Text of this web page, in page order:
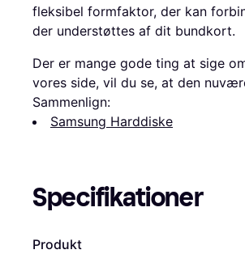
fleksibel formfaktor, der kan
der understøttes af dit bundkort.
Der er mange gode ting at sige
vores side, vil du se, at den
Sammenlign:
Samsung Harddiske
Specifikationer
Produkt